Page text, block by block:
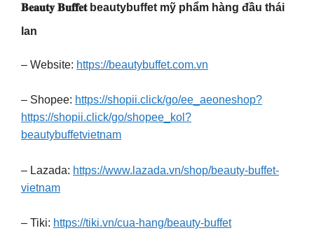
𝐁𝐞𝐚𝐮𝐭𝐲 𝐁𝐮𝐟𝐟𝐞𝐭 beautybuffet mỹ phẩm hàng đầu thái
lan
– Website: https://beautybuffet.com.vn
– Shopee: https://shopii.click/go/ee_aeoneshop?
https://shopii.click/go/shopee_kol?
beautybuffetvietnam
– Lazada: https://www.lazada.vn/shop/beauty-buffet-
vietnam
– Tiki: https://tiki.vn/cua-hang/beauty-buffet